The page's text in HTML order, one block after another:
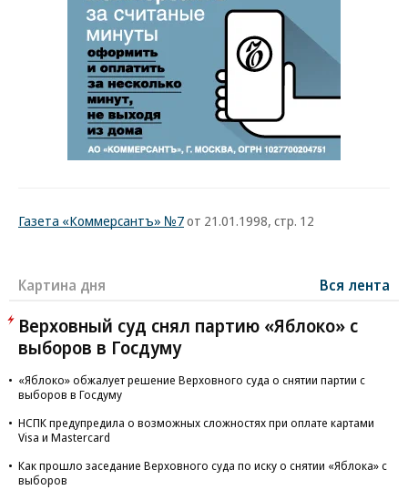
Газета «Коммерсантъ» №7от 21.01.1998, стр. 12
Картина дня Вся лента
Верховный суд снял партию «Яблоко» с
выборов в Госдуму
«Яблоко» обжалует решение Верховного суда о снятии партии с
выборов в Госдуму
НСПК предупредила о возможных сложностях при оплате картами
Visa и Mastercard
Как прошло заседание Верховного суда по иску о снятии «Яблока» с
выборов